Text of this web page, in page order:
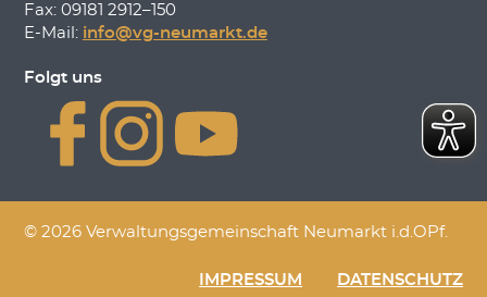
Fax: 09181 2912–150
E-Mail: info@vg-neumarkt.de
Folgt uns
© 2026 Verwaltungsgemeinschaft Neumarkt i.d.OPf.
IMPRESSUM DATENSCHUTZ